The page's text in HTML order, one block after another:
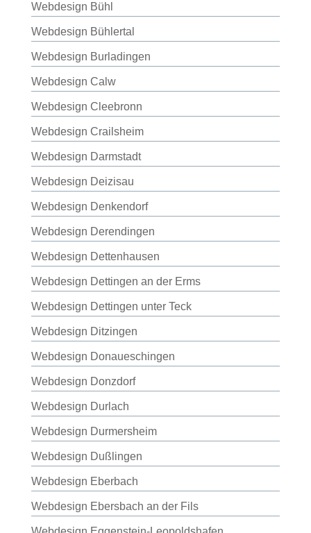
Webdesign Bühl
Webdesign Bühlertal
Webdesign Burladingen
Webdesign Calw
Webdesign Cleebronn
Webdesign Crailsheim
Webdesign Darmstadt
Webdesign Deizisau
Webdesign Denkendorf
Webdesign Derendingen
Webdesign Dettenhausen
Webdesign Dettingen an der Erms
Webdesign Dettingen unter Teck
Webdesign Ditzingen
Webdesign Donaueschingen
Webdesign Donzdorf
Webdesign Durlach
Webdesign Durmersheim
Webdesign Dußlingen
Webdesign Eberbach
Webdesign Ebersbach an der Fils